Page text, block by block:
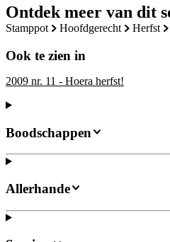
Ontdek meer van dit
stamppot hoofdgerecht herfst
Ook te zien in
2009 nr. 11 - Hoera herfst!
Boodschappen
Allerhande